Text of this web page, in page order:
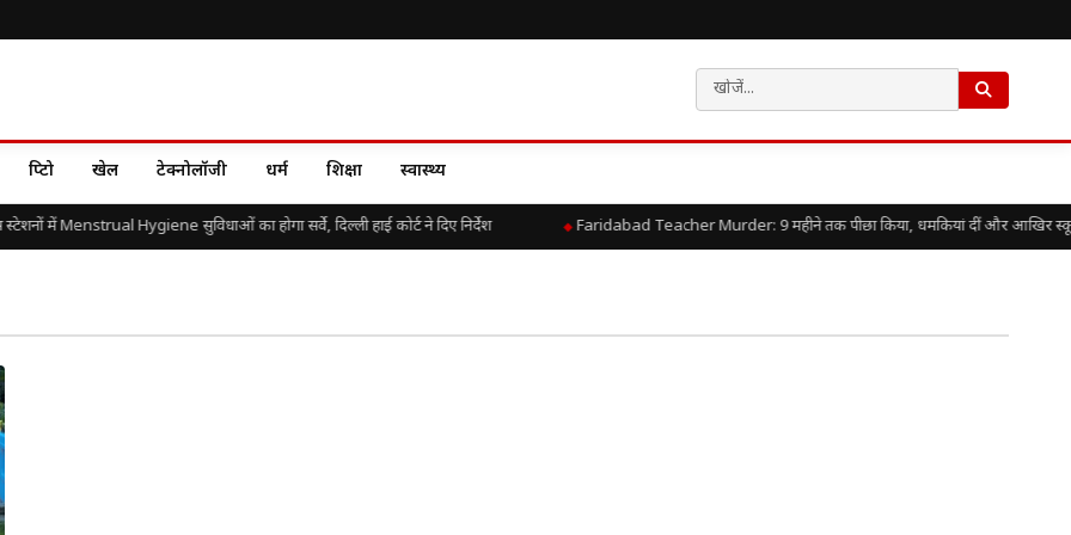
क्रिप्टो खेल टेक्नोलॉजी धर्म शिक्षा स्वास्थ्य
में Menstrual Hygiene सुविधाओं का होगा सर्वे, दिल्ली हाई कोर्ट ने दिए निर्देश Faridabad Teacher Murder: 9 महीने तक पीछा किया, धमकियां दीं और आखिर